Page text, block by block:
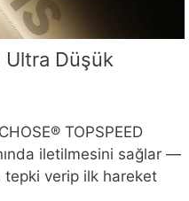
Ultra Düşük
TOPSPEED
iletilmesini sağlar —
tepki verip ilk hareket